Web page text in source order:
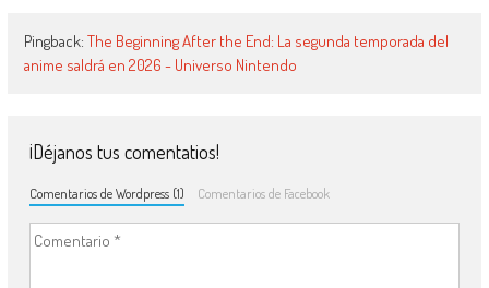
Pingback: The Beginning After the End: La segunda temporada del
anime saldrá en 2026 - Universo Nintendo
¡Déjanos tus comentatios!
Comentarios de Wordpress (1) Comentarios de Facebook